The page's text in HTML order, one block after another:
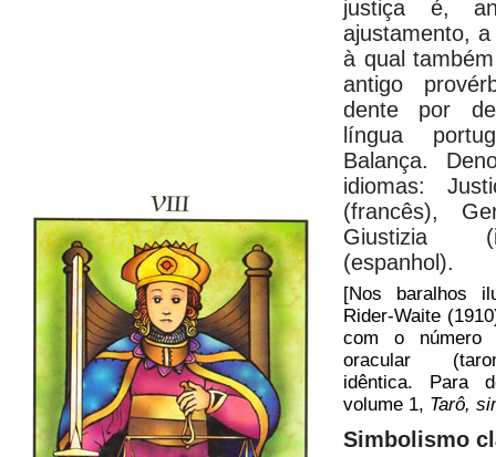
justiça é,
ajustamento,
à qual
antigo
dente por
língua
Balança.
idiomas:
(francês),
Giustizia
(espanhol).
[Nos baralhos
Rider-Waite
com o número
oracular
idêntica. Para
volume 1, Tarô,
Simbolismo